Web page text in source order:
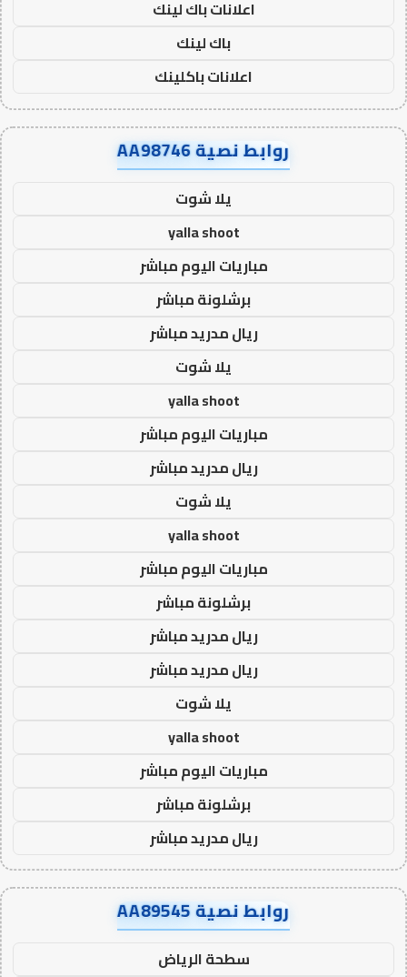
اعلانات باك لينك
باك لينك
اعلانات باكلينك
روابط نصية AA98746
يلا شوت
yalla shoot
مباريات اليوم مباشر
برشلونة مباشر
ريال مدريد مباشر
يلا شوت
yalla shoot
مباريات اليوم مباشر
ريال مدريد مباشر
يلا شوت
yalla shoot
مباريات اليوم مباشر
برشلونة مباشر
ريال مدريد مباشر
ريال مدريد مباشر
يلا شوت
yalla shoot
مباريات اليوم مباشر
برشلونة مباشر
ريال مدريد مباشر
روابط نصية AA89545
سطحة الرياض